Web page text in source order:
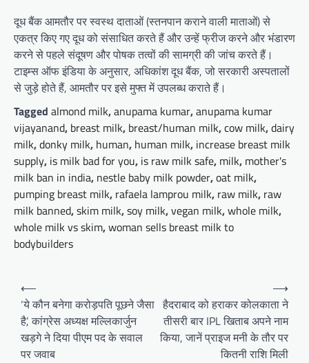
दूध बैंक आमतौर पर स्वस्थ दाताओं (स्तनपान कराने वाली माताओं) से
एकत्र किए गए दूध को संसाधित करते हैं और उन्हें फ्रीज करने और भंडारण
करने से पहले संदूषण और पोषक तत्वों की सामग्री की जांच करते हैं।
टाइम्स ऑफ इंडिया के अनुसार, अधिकांश दूध बैंक, जो सरकारी अस्पतालों
से जुड़े होते हैं, आमतौर पर इसे मुफ्त में उपलब्ध कराते हैं।
Tagged almond milk,anupama kumar,anupama kumar
vijayanand, breast milk, breast/human milk,cow milk,dairy
milk,donky milk, human, human milk, increase breast milk
supply, is milk bad for you, is raw milk safe, milk, mother's
milk ban in india, nestle baby milk powder,oat milk,
pumping breast milk, rafaela lamprou milk, raw milk, raw
milk banned,skim milk,soy milk,vegan milk,whole milk,
whole milk vs skim,woman sells breast milk to
bodybuilders
Post
navigation
⟵
‘ये कौन बनेगा करोड़पति पूछने जैसा
है’, कांग्रेस अध्यक्ष मल्लिकार्जुन
खड़गे ने दिया पीएम पद के सवाल
पर जवाब
हैदराबाद को हराकर कोलकाता ने
तीसरी बार IPL खिताब अपने नाम
किया, जानें प्राइज मनी के तौर पर
कितनी राशि मिली
⟶